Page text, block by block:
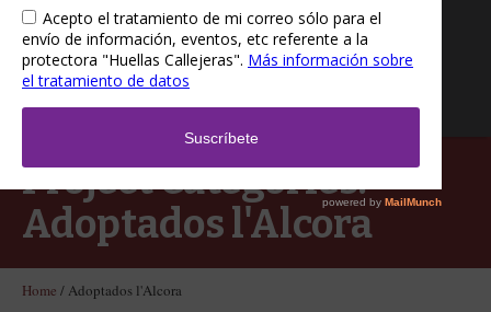
Project Categories:
Adoptados l'Alcora
Home / Adoptados l'Alcora